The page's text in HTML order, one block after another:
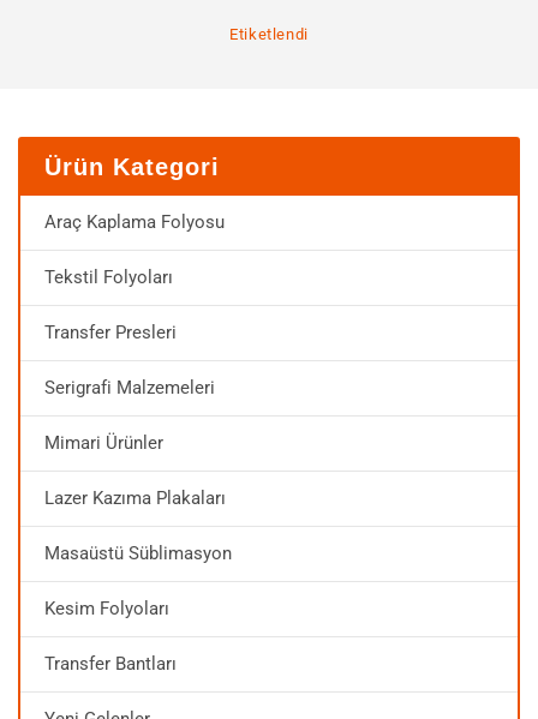
SSS
İLETIŞIM
HESABIM
Etiketlendi
Ürün Kategori
Araç Kaplama Folyosu
Tekstil Folyoları
Transfer Presleri
Serigrafi Malzemeleri
Mimari Ürünler
Lazer Kazıma Plakaları
Masaüstü Süblimasyon
Kesim Folyoları
Transfer Bantları